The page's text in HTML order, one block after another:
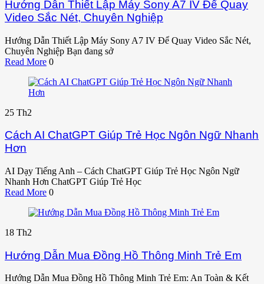
Hướng Dẫn Thiết Lập Máy Sony A7 IV Để Quay
Video Sắc Nét, Chuyên Nghiệp
Hướng Dẫn Thiết Lập Máy Sony A7 IV Để Quay Video Sắc Nét,
Chuyên Nghiệp Bạn đang sở
Read More 0
25 Th2
Cách AI ChatGPT Giúp Trẻ Học Ngôn Ngữ Nhanh
Hơn
AI Dạy Tiếng Anh – Cách ChatGPT Giúp Trẻ Học Ngôn Ngữ
Nhanh Hơn ChatGPT Giúp Trẻ Học
Read More 0
18 Th2
Hướng Dẫn Mua Đồng Hồ Thông Minh Trẻ Em
Hướng Dẫn Mua Đồng Hồ Thông Minh Trẻ Em: An Toàn & Kết